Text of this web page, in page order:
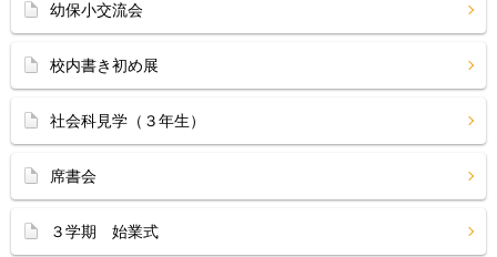
幼保小交流会
校内書き初め展
社会科見学（３年生）
席書会
３学期 始業式